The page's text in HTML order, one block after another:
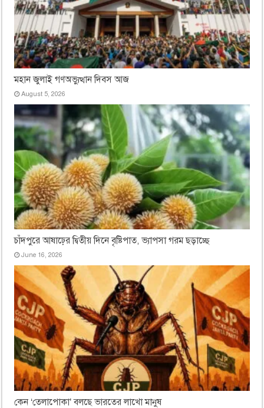
মহান জুলাই গণঅভ্যুত্থান দিবস আজ
August 5, 2026
চাঁদপুরে আষাঢ়ের দ্বিতীয় দিনে বৃষ্টিপাত, ভ্যাপসা গরম ছড়াচ্ছে
June 16, 2026
কেন ‘তেলাপোকা’ বলছে ভারতের লাখো মানুষ